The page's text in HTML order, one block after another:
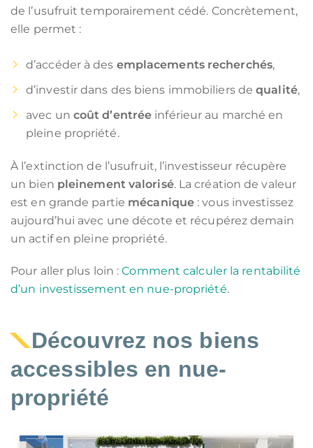
de l’usufruit temporairement cédé. Concrètement,
elle permet :
d’accéder à des emplacements recherchés,
d’investir dans des biens immobiliers dequalité,
avec un coût d’entrée inférieur au marché en
pleine propriété.
À l’extinction de l’usufruit, l’investisseur récupère
un bien pleinement valorisé. La création de valeur
est en grande partie mécanique : vous investissez
aujourd’hui avec une décote et récupérez demain
un actif en pleine propriété.
Pour aller plus loin :Comment calculer la rentabilité
d’un investissement en nue-propriété.
Découvrez nos biens
accessibles en nue-
propriété